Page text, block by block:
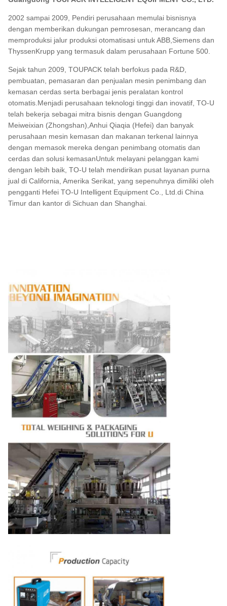
2002 sampai 2009, Pendiri perusahaan memulai bisnisnya
dengan memberikan dukungan pemrosesan, merancang dan
memproduksi jalur produksi otomatisasi untuk ABB,Siemens dan
ThyssenKrupp yang termasuk dalam perusahaan Fortune 500.
Sejak tahun 2009, TOUPACK telah berfokus pada R&D,
pembuatan, pemasaran dan penjualan mesin penimbang dan
kemasan cerdas serta berbagai jenis peralatan kontrol
otomatis.Menjadi perusahaan teknologi tinggi dan inovatif, TO-U
telah bekerja sebagai mitra bisnis dengan Guangdong
Meiweixian (Zhongshan),Anhui Qiaqia (Hefei) dan banyak
perusahaan mesin kemasan dan makanan terkenal lainnya
dengan memasok mereka dengan penimbang otomatis dan
cerdas dan solusi kemasanUntuk melayani pelanggan kami
dengan lebih baik, TO-U telah mendirikan pusat layanan purna
jual di California, Amerika Serikat, yang sepenuhnya dimiliki oleh
pengganti Hefei TO-U Intelligent Equipment Co., Ltd.di China
Timur dan kantor di Sichuan dan Shanghai.